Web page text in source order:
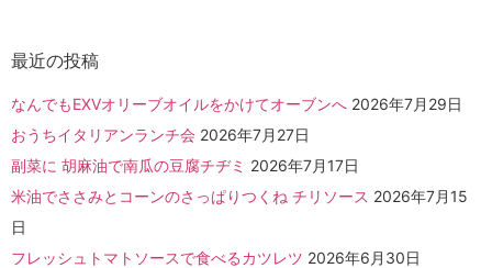
最近の投稿
なんでもEXVオリーブオイルをかけてオーブンへ 2026年7月29日
おうちイタリアンランチ会 2026年7月27日
副菜に 胡麻油で南瓜の豆腐チヂミ 2026年7月17日
米油でささみとコーンのさっぱりつくね チリソース 2026年7月15
日
フレッシュトマトソースで食べるカツレツ 2026年6月30日